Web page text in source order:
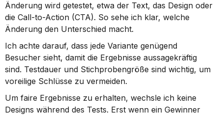
Änderung wird getestet, etwa der Text, das Design oder
die Call-to-Action (CTA). So sehe ich klar, welche
Änderung den Unterschied macht.
Ich achte darauf, dass jede Variante genügend
Besucher sieht, damit die Ergebnisse aussagekräftig
sind. Testdauer und Stichprobengröße sind wichtig, um
voreilige Schlüsse zu vermeiden.
Um faire Ergebnisse zu erhalten, wechsle ich keine
Designs während des Tests. Erst wenn ein Gewinner